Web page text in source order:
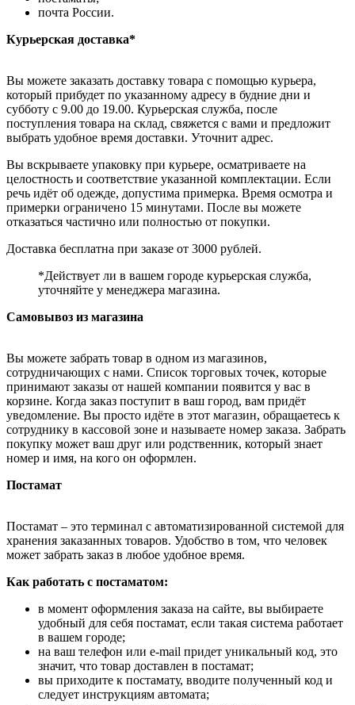
почта России.
Курьерская доставка*
Вы можете заказать доставку товара с помощью курьера,
который прибудет по указанному адресу в будние дни и
субботу с 9.00 до 19.00. Курьерская служба, после
поступления товара на склад, свяжется с вами и предложит
выбрать удобное время доставки. Уточнит адрес.
Вы вскрываете упаковку при курьере, осматриваете на
целостность и соответствие указанной комплектации. Если
речь идёт об одежде, допустима примерка. Время осмотра и
примерки ограничено 15 минутами. После вы можете
отказаться частично или полностью от покупки.
Доставка бесплатна при заказе от 3000 рублей.
*Действует ли в вашем городе курьерская служба,
уточняйте у менеджера магазина.
Самовывоз из магазина
Вы можете забрать товар в одном из магазинов,
сотрудничающих с нами. Список торговых точек, которые
принимают заказы от нашей компании появится у вас в
корзине. Когда заказ поступит в ваш город, вам придёт
уведомление. Вы просто идёте в этот магазин, обращаетесь к
сотруднику в кассовой зоне и называете номер заказа. Забрать
покупку может ваш друг или родственник, который знает
номер и имя, на кого он оформлен.
Постамат
Постамат – это терминал с автоматизированной системой для
хранения заказанных товаров. Удобство в том, что человек
может забрать заказ в любое удобное время.
Как работать с постаматом:
в момент оформления заказа на сайте, вы выбираете
удобный для себя постамат, если такая система работает
в вашем городе;
на ваш телефон или e-mail придет уникальный код, это
значит, что товар доставлен в постамат;
вы приходите к постамату, вводите полученный код и
следует инструкциям автомата;